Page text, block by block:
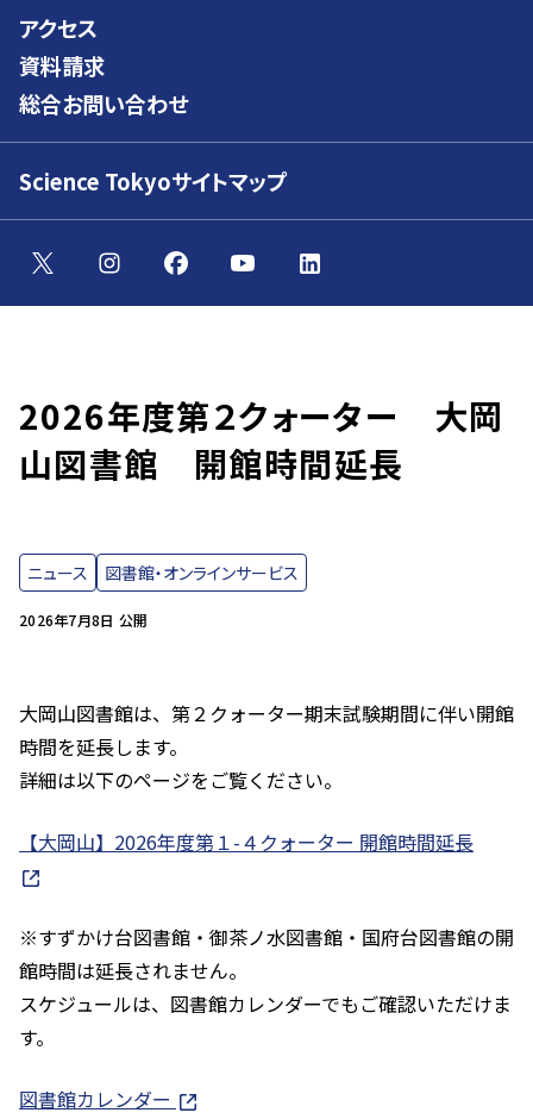
アクセス
資料請求
総合お問い合わせ
Science Tokyoサイトマップ
2026年度第２クォーター 大岡
山図書館 開館時間延長
2026年7月8日 公開
ニュース 図書館・オンラインサービス
大岡山図書館は、第２クォーター期末試験期間に伴い開館
時間を延長します。
詳細は以下のページをご覧ください。
【大岡山】2026年度第１-４クォーター 開館時間延長
※すずかけ台図書館・御茶ノ水図書館・国府台図書館の開
館時間は延長されません。
スケジュールは、図書館カレンダーでもご確認いただけま
す。
図書館カレンダー